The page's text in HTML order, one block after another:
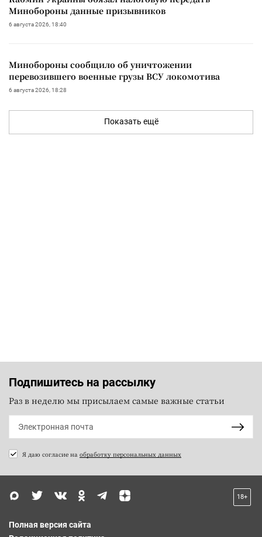
Минобороны данные призывников
6 августа 2026, 18:40
Минобороны сообщило об уничтожении
перевозившего военные грузы ВСУ локомотива
6 августа 2026, 18:28
Показать ещё
Подпишитесь на рассылку
Раз в неделю мы присылаем самые важные статьи
Я даю согласие на обработку персональных данных
18+
Полная версия сайта